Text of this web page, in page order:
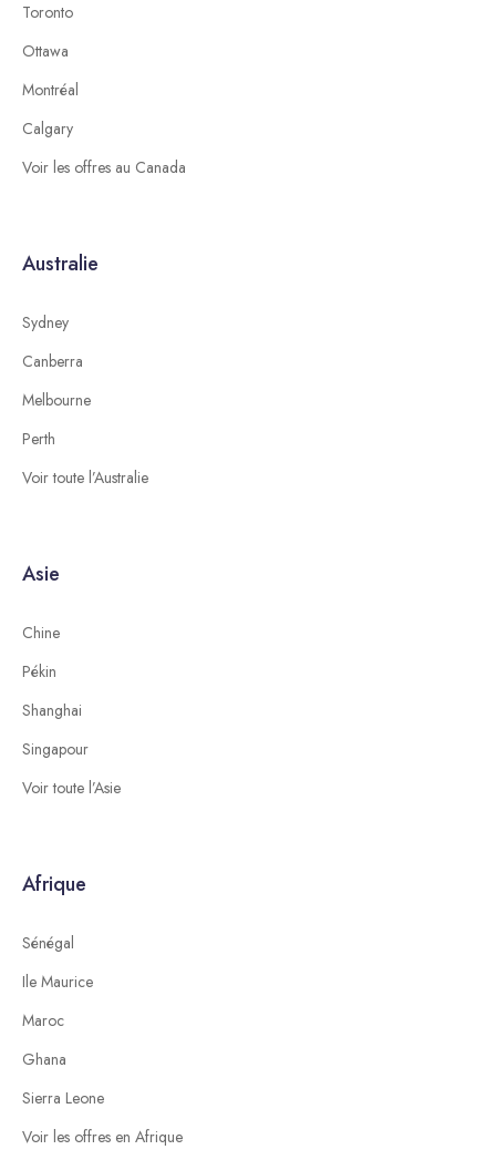
Toronto
Ottawa
Montréal
Calgary
Voir les offres au Canada
Australie
Sydney
Canberra
Melbourne
Perth
Voir toute l’Australie
Asie
Chine
Pékin
Shanghai
Singapour
Voir toute l’Asie
Afrique
Sénégal
Ile Maurice
Maroc
Ghana
Sierra Leone
Voir les offres en Afrique